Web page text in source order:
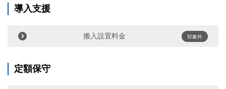
導入支援
搬入設置料金 対象外
定額保守